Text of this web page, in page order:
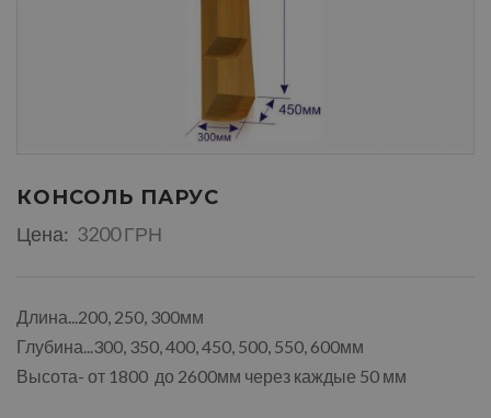
КОНСОЛЬ ПАРУС
Цена: 3200 ГРН
Длина...200, 250, 300мм
Глубина...300, 350, 400, 450, 500, 550, 600мм
Высота- от 1800 до 2600мм через каждые 50 мм